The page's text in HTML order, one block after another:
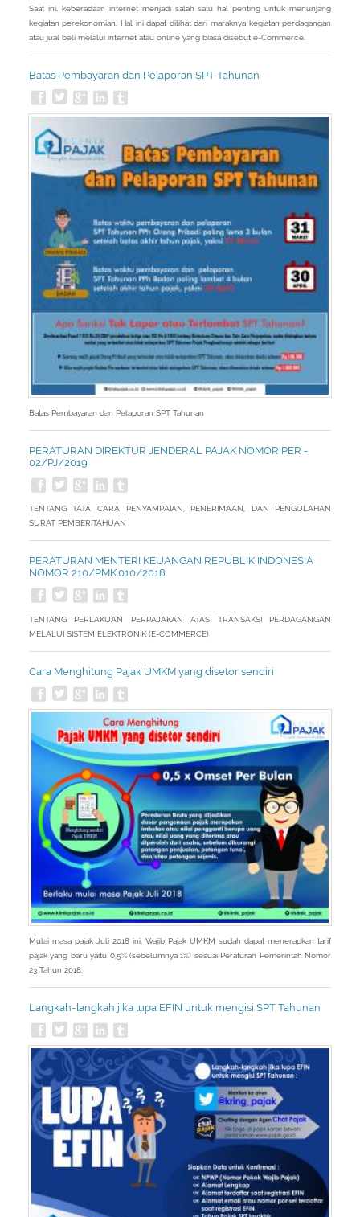
Saat ini, keberadaan internet menjadi salah satu hal penting untuk menunjang
kegiatan perekonomian. Hal ini dapat dilihat dari maraknya kegiatan perdagangan
atau jual beli melalui internet atau online yang biasa disebut e-Commerce.
Batas Pembayaran dan Pelaporan SPT Tahunan
Batas Pembayaran dan Pelaporan SPT Tahunan
PERATURAN DIREKTUR JENDERAL PAJAK NOMOR PER -
02/PJ/2019
TENTANG TATA CARA PENYAMPAIAN, PENERIMAAN, DAN PENGOLAHAN
SURAT PEMBERITAHUAN
PERATURAN MENTERI KEUANGAN REPUBLIK INDONESIA
NOMOR 210/PMK.010/2018
TENTANG PERLAKUAN PERPAJAKAN ATAS TRANSAKSI PERDAGANGAN
MELALUI SISTEM ELEKTRONIK (E-COMMERCE)
Cara Menghitung Pajak UMKM yang disetor sendiri
Mulai masa pajak Juli 2018 ini, Wajib Pajak UMKM sudah dapat menerapkan tarif
pajak yang baru yaitu 0,5% (sebelumnya 1%) sesuai Peraturan Pemerintah Nomor
23 Tahun 2018.
Langkah-langkah jika lupa EFIN untuk mengisi SPT Tahunan